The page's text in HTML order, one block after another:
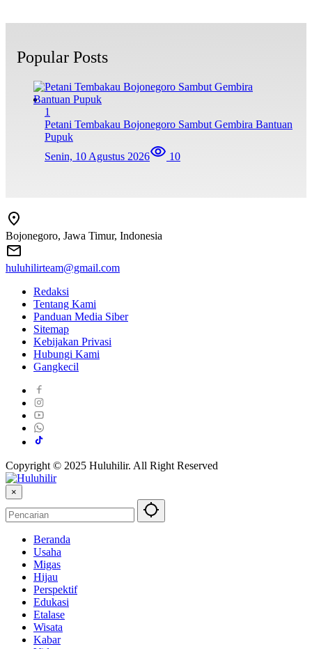
Popular Posts
1
Petani Tembakau Bojonegoro Sambut Gembira Bantuan
Pupuk
Senin, 10 Agustus 2026
10
Bojonegoro, Jawa Timur, Indonesia
huluhilirteam@gmail.com
Redaksi
Tentang Kami
Panduan Media Siber
Sitemap
Kebijakan Privasi
Hubungi Kami
Gangkecil
Copyright © 2025 Huluhilir. All Right Reserved
×
Beranda
Usaha
Migas
Hijau
Perspektif
Edukasi
Etalase
Wisata
Kabar